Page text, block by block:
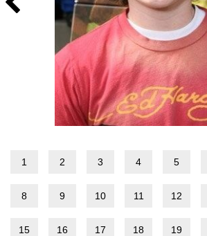
1 2 3 4 5
8 9 10 11 12
15 16 17 18 19